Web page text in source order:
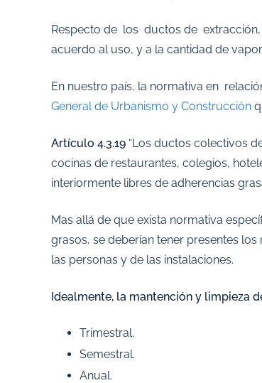
Respecto de los ductos de
acuerdo al uso, y a la cantidad de
En nuestro país, la normativa en
General de Urbanismo y Construcción
Artículo 4.3.19 “Los ductos colectivos
cocinas de restaurantes, colegios,
interiormente libres de adherencias
Mas allá de que exista normativa
grasos, se deberían tener presentes
las personas y de las instalaciones.
Idealmente, la mantención y limpieza
Trimestral.
Semestral.
Anual.